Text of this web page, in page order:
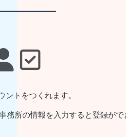
ントをつくれます。
務所の情報を入力すると登録がで